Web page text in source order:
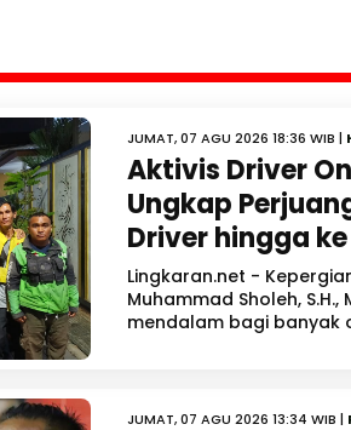
JUMAT, 07 AGU 2026 18:36 WIB |
Aktivis Driver
Ungkap
Driver hingga
Lingkaran.net -
Muhammad Sholeh,
mendalam bagi banyak
JUMAT, 07 AGU 2026 13:34 WIB |